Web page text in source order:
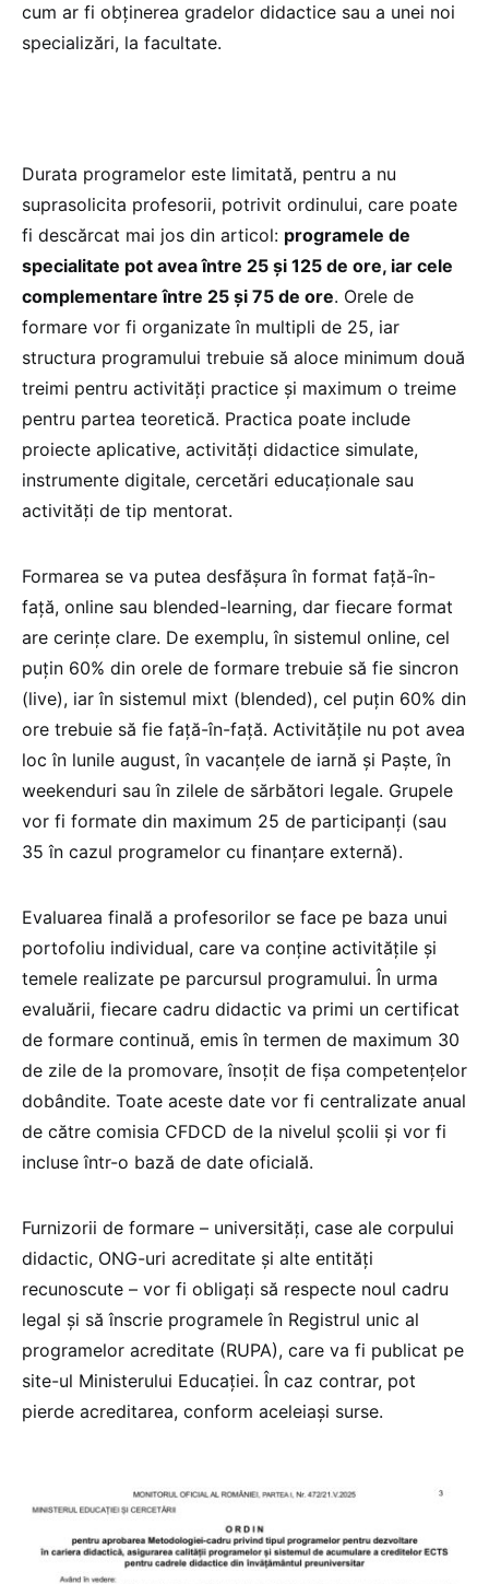
cum ar fi obținerea gradelor didactice sau a unei noi
specializări, la facultate.
Durata programelor este limitată, pentru a nu
suprasolicita profesorii, potrivit ordinului, care poate
fi descărcat mai jos din articol: programele de
specialitate pot avea între 25 și 125 de ore, iar cele
complementare între 25 și 75 de ore. Orele de
formare vor fi organizate în multipli de 25, iar
structura programului trebuie să aloce minimum două
treimi pentru activități practice și maximum o treime
pentru partea teoretică. Practica poate include
proiecte aplicative, activități didactice simulate,
instrumente digitale, cercetări educaționale sau
activități de tip mentorat.
Formarea se va putea desfășura în format față-în-
față, online sau blended-learning, dar fiecare format
are cerințe clare. De exemplu, în sistemul online, cel
puțin 60% din orele de formare trebuie să fie sincron
(live), iar în sistemul mixt (blended), cel puțin 60% din
ore trebuie să fie față-în-față. Activitățile nu pot avea
loc în lunile august, în vacanțele de iarnă și Paște, în
weekenduri sau în zilele de sărbători legale. Grupele
vor fi formate din maximum 25 de participanți (sau
35 în cazul programelor cu finanțare externă).
Evaluarea finală a profesorilor se face pe baza unui
portofoliu individual, care va conține activitățile și
temele realizate pe parcursul programului. În urma
evaluării, fiecare cadru didactic va primi un certificat
de formare continuă, emis în termen de maximum 30
de zile de la promovare, însoțit de fișa competențelor
dobândite. Toate aceste date vor fi centralizate anual
de către comisia CFDCD de la nivelul școlii și vor fi
incluse într-o bază de date oficială.
Furnizorii de formare – universități, case ale corpului
didactic, ONG-uri acreditate și alte entități
recunoscute – vor fi obligați să respecte noul cadru
legal și să înscrie programele în Registrul unic al
programelor acreditate (RUPA), care va fi publicat pe
site-ul Ministerului Educației. În caz contrar, pot
pierde acreditarea, conform aceleiași surse.